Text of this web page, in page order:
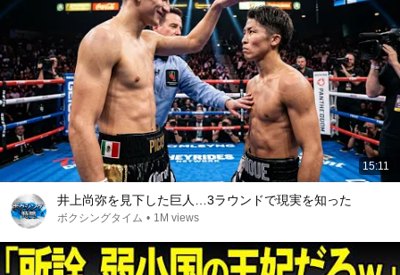
15:11
井上尚弥を見下した巨人…3ラウンドで現実を知った
ボクシングタイム • 1M views